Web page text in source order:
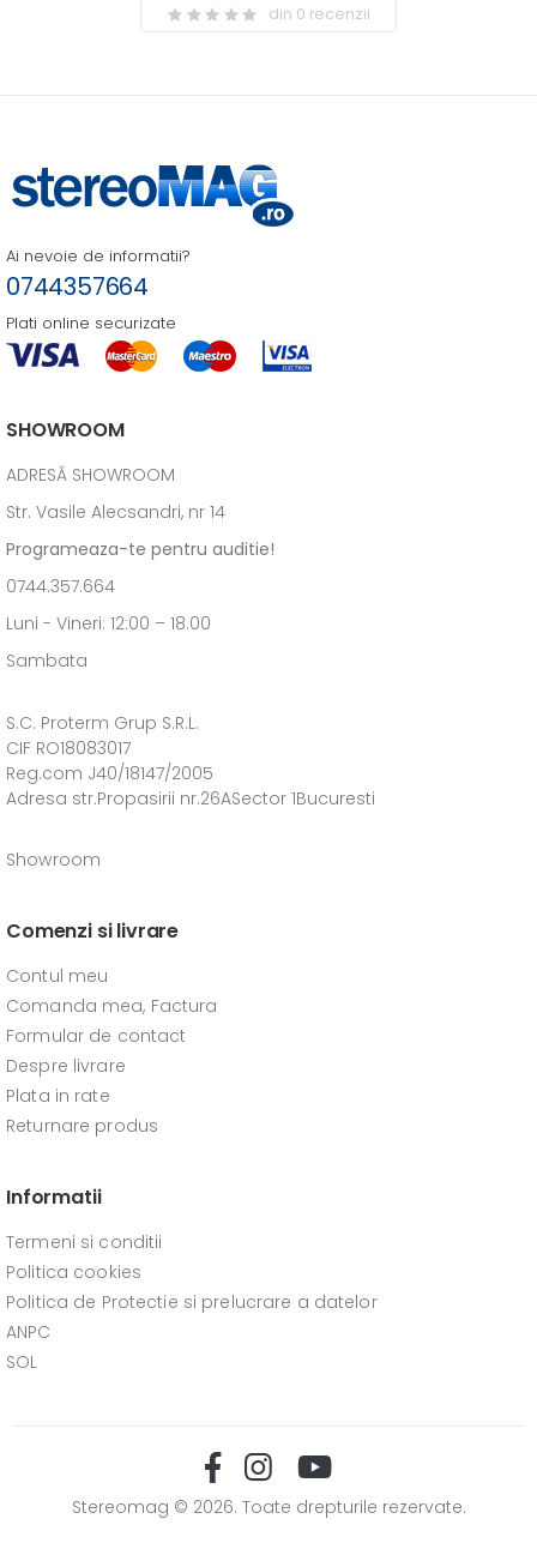
din 0 recenzii
Ai nevoie de informatii?
0744357664
Plati online securizate
SHOWROOM
ADRESĂ SHOWROOM
Str. Vasile Alecsandri, nr 14
Programeaza-te pentru auditie!
0744.357.664
Luni - Vineri: 12:00 – 18.00
Sambata
S.C. Proterm Grup S.R.L.
CIF RO18083017
Reg.com J40/18147/2005
Adresa str.Propasirii nr.26ASector 1Bucuresti
Showroom
Comenzi si livrare
Contul meu
Comanda mea, Factura
Formular de contact
Despre livrare
Plata in rate
Returnare produs
Informatii
Termeni si conditii
Politica cookies
Politica de Protectie si prelucrare a datelor
ANPC
SOL
Stereomag © 2026. Toate drepturile rezervate.